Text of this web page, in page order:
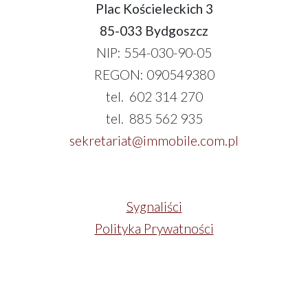
Plac Kościeleckich 3
85-033 Bydgoszcz
NIP: 554-030-90-05
REGON: 090549380
tel. 602 314 270
tel. 885 562 935
sekretariat@immobile.com.pl
Sygnaliści
Polityka Prywatności